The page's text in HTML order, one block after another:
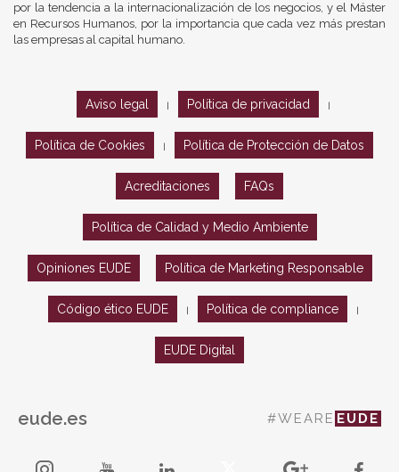
por la tendencia a la internacionalización de los negocios, y el Máster
en Recursos Humanos, por la importancia que cada vez más prestan
las empresas al capital humano.
Aviso legal Política de privacidad
Política de Cookies Política de Protección de Datos
Acreditaciones FAQs
Política de Calidad y Medio Ambiente
Opiniones EUDE Política de Marketing Responsable
Código ético EUDE Política de compliance
EUDE Digital
eude.es #WEARE EUDE